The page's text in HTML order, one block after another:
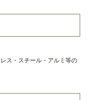
ス・スチール・アルミ等の